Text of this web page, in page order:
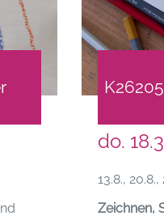
do.
13.8.,
Zeichnen,